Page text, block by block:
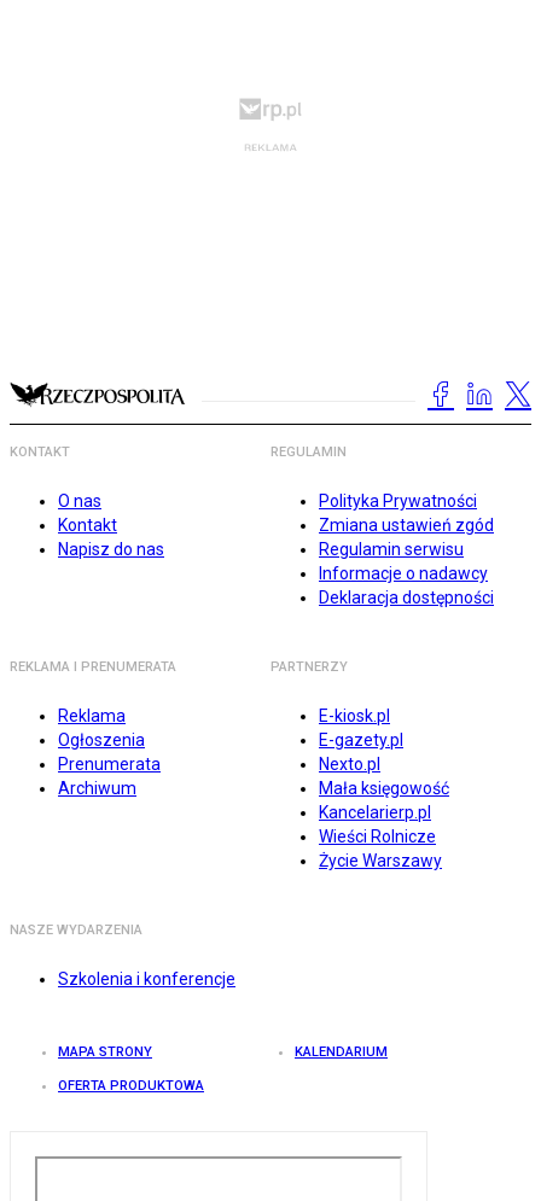
KONTAKT
O nas
Kontakt
Napisz do nas
REGULAMIN
Polityka Prywatności
Zmiana ustawień zgód
Regulamin serwisu
Informacje o nadawcy
Deklaracja dostępności
REKLAMA I PRENUMERATA
Reklama
Ogłoszenia
Prenumerata
Archiwum
PARTNERZY
E-kiosk.pl
E-gazety.pl
Nexto.pl
Mała księgowość
Kancelarierp.pl
Wieści Rolnicze
Życie Warszawy
NASZE WYDARZENIA
Szkolenia i konferencje
MAPA STRONY KALENDARIUM
OFERTA PRODUKTOWA